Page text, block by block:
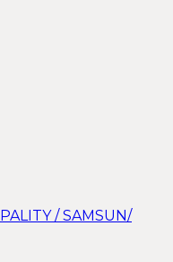
/ SAMSUN/